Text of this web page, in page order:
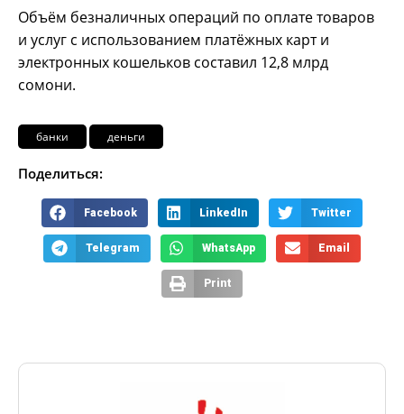
Объём безналичных операций по оплате товаров
и услуг с использованием платёжных карт и
электронных кошельков составил 12,8 млрд
сомони.
банки деньги
Поделиться:
Facebook LinkedIn Twitter
Telegram WhatsApp Email
Print